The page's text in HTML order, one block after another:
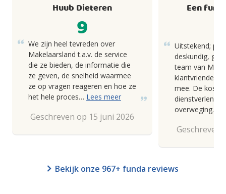
Huub Dieteren
9
We zijn heel tevreden over
Makelaarsland t.a.v. de service
die ze bieden, de informatie die
ze geven, de snelheid waarmee
ze op vragen reageren en hoe ze
het hele proces… Lees meer
Geschreven op 15 juni 2026
Een
Uitstekend;
deskundig,
team van
klantvriendelijk
mee. De
overweging.
Geschreven
Bekijk onze 967+ funda reviews